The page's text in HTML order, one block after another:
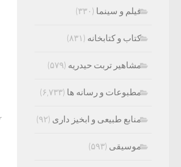
فیلم و سینما (۳۳۰)
کتاب و کتابخانه (۸۳۱)
مشاهیر تربت حیدریه (۵۷۹)
مطبوعات و رسانه ها (۶,۷۳۳)
منابع طبیعی و ابخیز داری (۹۲)
موسیقی (۵۹۳)